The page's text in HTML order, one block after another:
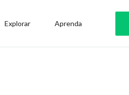
Explorar Aprenda